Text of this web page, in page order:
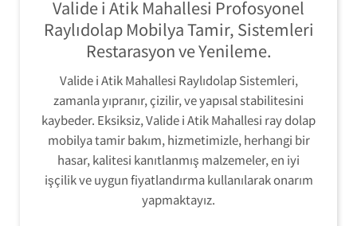
Valide i Atik Mahallesi Profosyonel
Raylıdolap Mobilya Tamir, Sistemleri
Restarasyon ve Yenileme.
Valide i Atik Mahallesi Raylıdolap Sistemleri,
zamanla yıpranır, çizilir, ve yapısal stabilitesini
kaybeder. Eksiksiz, Valide i Atik Mahallesi ray dolap
mobilya tamir bakım, hizmetimizle, herhangi bir
hasar, kalitesi kanıtlanmış malzemeler, en iyi
işçilik ve uygun fiyatlandırma kullanılarak onarım
yapmaktayız.